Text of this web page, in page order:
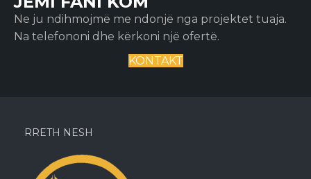
Ne ju ndihmojmë me ndonjë nga projektet tuaja.
Na telefononi dhe kërkoni një ofertë.
KONTAKT
RRETH NESH